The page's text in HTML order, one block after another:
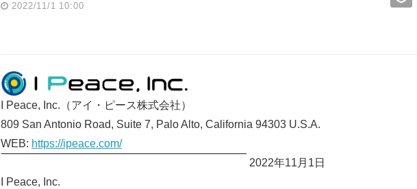
2022/11/1 10:00
I Peace, Inc.（アイ・ピース株式会社）
809 San Antonio Road, Suite 7, Palo Alto, California 94303 U.S.A.
WEB: https://ipeace.com/
2022年11月1日
I Peace, Inc.